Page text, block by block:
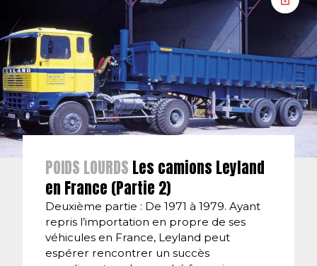
POIDS LOURDS Les camions Leyland
en France (Partie 2)
Deuxième partie : De 1971 à 1979. Ayant
repris l’importation en propre de ses
véhicules en France, Leyland peut
espérer rencontrer un succès